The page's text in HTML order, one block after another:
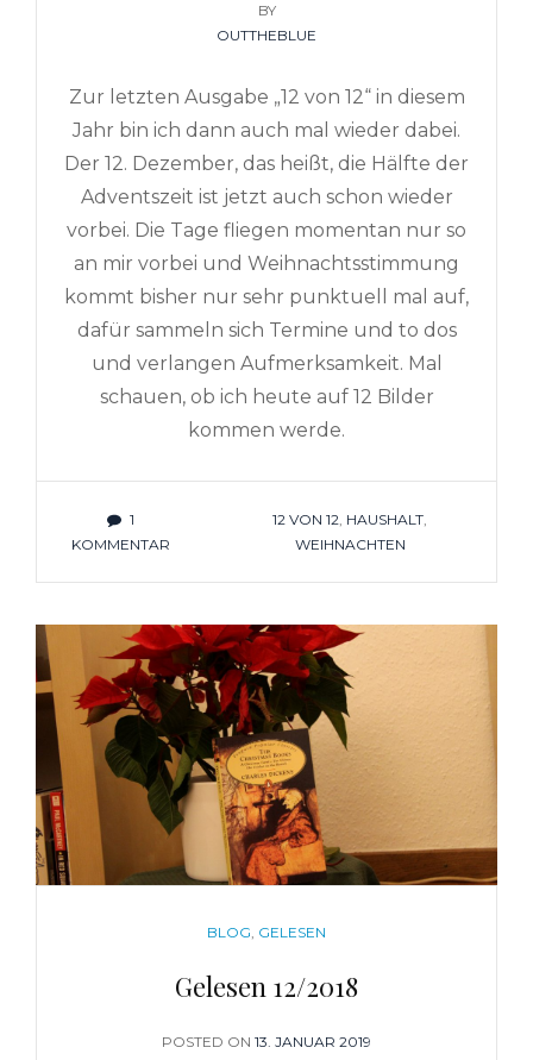
ONBY
OUTTHEBLUE
Zur letzten Ausgabe „12 von 12“ in diesem
Jahr bin ich dann auch mal wieder dabei.
Der 12. Dezember, das heißt, die Hälfte der
Adventszeit ist jetzt auch schon wieder
vorbei. Die Tage fliegen momentan nur so
an mir vorbei und Weihnachtsstimmung
kommt bisher nur sehr punktuell mal auf,
dafür sammeln sich Termine und to dos
und verlangen Aufmerksamkeit. Mal
schauen, ob ich heute auf 12 Bilder
kommen werde.
1
KOMMENTAR
–
DEZEMBER
TAGS
12 VON 12, HAUSHALT,
WEIHNACHTEN
CATEGORIES
BLOG GELESEN
Gelesen 12/2018
POSTED ON POSTED
13. JANUAR 2019